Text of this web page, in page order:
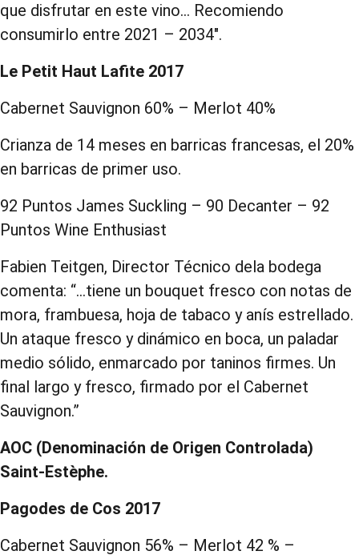
que disfrutar en este vino… Recomiendo
consumirlo entre 2021 – 2034″.
Le Petit Haut Lafite 2017
Cabernet Sauvignon 60% – Merlot 40%
Crianza de 14 meses en barricas francesas, el 20%
en barricas de primer uso.
92 Puntos James Suckling – 90 Decanter – 92
Puntos Wine Enthusiast
Fabien Teitgen, Director Técnico dela bodega
comenta: “…tiene un bouquet fresco con notas de
mora, frambuesa, hoja de tabaco y anís estrellado.
Un ataque fresco y dinámico en boca, un paladar
medio sólido, enmarcado por taninos firmes. Un
final largo y fresco, firmado por el Cabernet
Sauvignon.”
AOC (Denominación de Origen Controlada)
Saint-Estèphe.
Pagodes de Cos 2017
Cabernet Sauvignon 56% – Merlot 42 % –